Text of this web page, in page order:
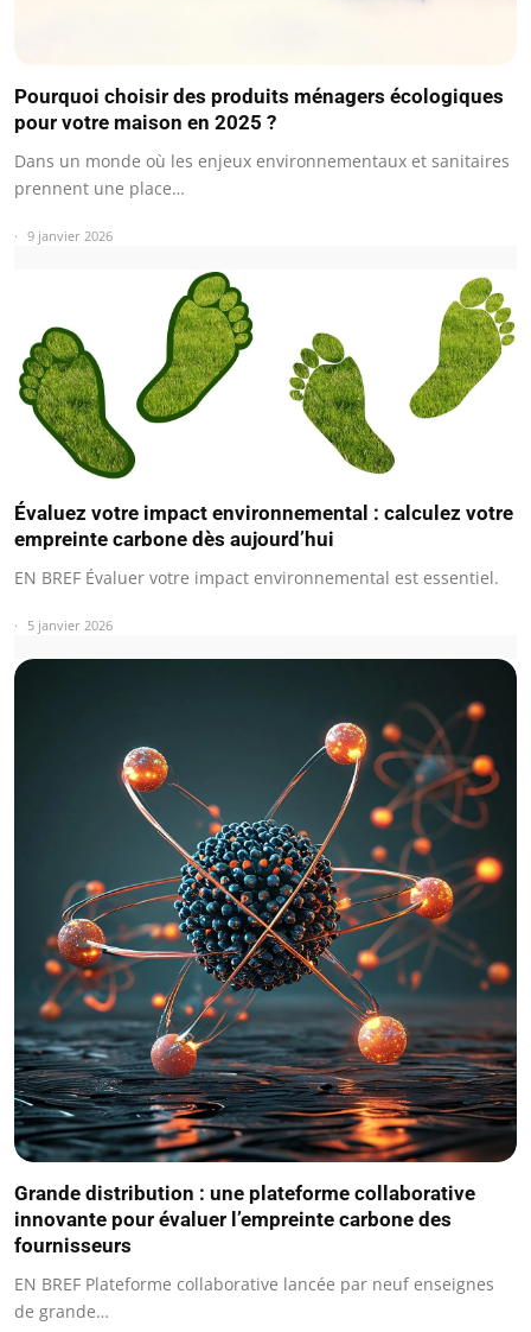
Pourquoi choisir des produits ménagers écologiques
pour votre maison en 2025 ?
Dans un monde où les enjeux environnementaux et sanitaires
prennent une place…
9 janvier 2026
Évaluez votre impact environnemental : calculez votre
empreinte carbone dès aujourd’hui
EN BREF Évaluer votre impact environnemental est essentiel.
5 janvier 2026
Grande distribution : une plateforme collaborative
innovante pour évaluer l’empreinte carbone des
fournisseurs
EN BREF Plateforme collaborative lancée par neuf enseignes
de grande…